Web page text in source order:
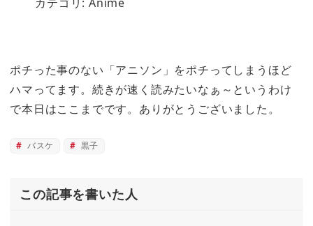
ポチった事のない「アニソン」をポチってしまうほど
ハマってます。続きが速く読みたいなぁ～というわけ
で本日はここまでです。ありがとうございました。
バスケ 黒子
この記事を書いた人